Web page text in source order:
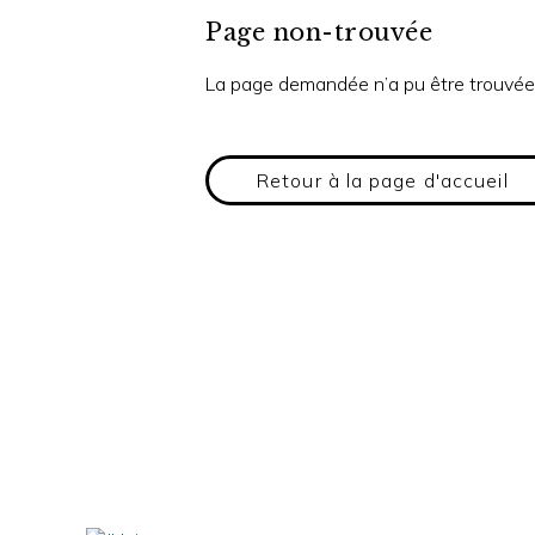
Page non-trouvée
La page demandée n’a pu être
Retour à la page d'accueil